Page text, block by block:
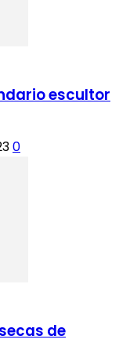
escultor
0
de